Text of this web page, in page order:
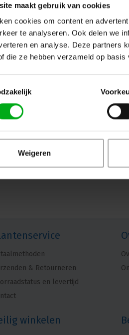
maakt gebruik van cookies
cookies om content en
te analyseren. Ook delen we
en analyse. Deze partners
die ze hebben verzameld op
Weigeren
& Retourneren
en levertijd
winkelen